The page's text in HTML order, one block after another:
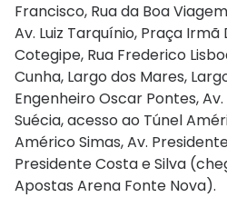
Francisco, Rua da Boa
Av. Luiz Tarquínio, Praça Irmã
Cotegipe, Rua Frederico
Cunha, Largo dos Mares,
Engenheiro Oscar Pontes,
Suécia, acesso ao Túnel
Américo Simas, Av.
Presidente Costa e Silva
Apostas Arena Fonte Nova).